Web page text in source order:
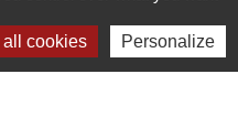
all cookies Personalize